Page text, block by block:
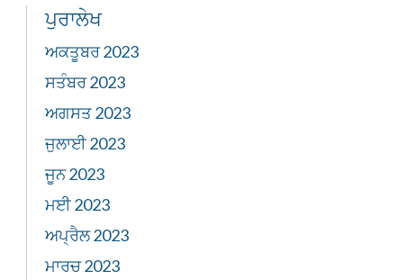
ਪੁਰਾਲੇਖ
ਅਕਤੂਬਰ 2023
ਸਤੰਬਰ 2023
ਅਗਸਤ 2023
ਜੁਲਾਈ 2023
ਜੂਨ 2023
ਮਈ 2023
ਅਪ੍ਰੈਲ 2023
ਮਾਰਚ 2023